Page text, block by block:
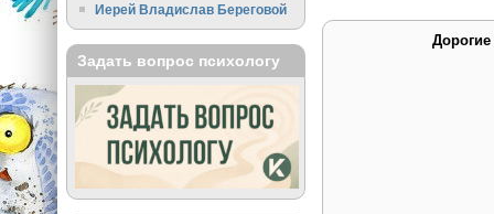
Иерей Владислав Береговой
Задать вопрос психологу